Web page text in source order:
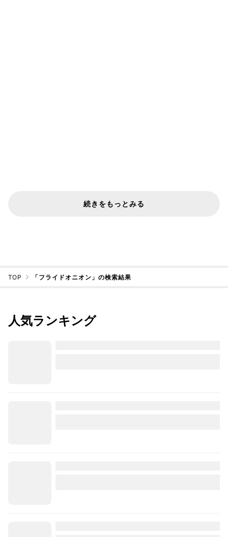
続きをもっとみる
TOP 「フライドオニオン」の検索結果
人気ランキング